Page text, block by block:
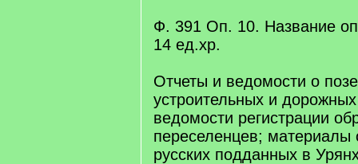
Ф. 391 Оп. 10. Название
14 eд.xр.
Отчеты и ведомости о
устроительных и
ведомости регистрации
переселенцев; материалы
русских подданных в